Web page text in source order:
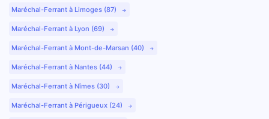
Maréchal-Ferrant à Limoges (87)
Maréchal-Ferrant à Lyon (69)
Maréchal-Ferrant à Mont-de-Marsan (40)
Maréchal-Ferrant à Nantes (44)
Maréchal-Ferrant à Nîmes (30)
Maréchal-Ferrant à Périgueux (24)